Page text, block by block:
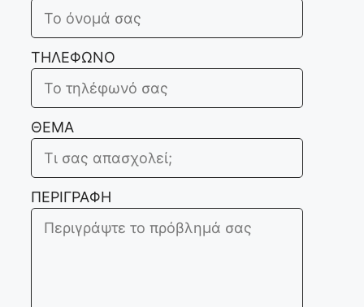
ΤΗΛΕΦΩΝΟ
ΘΕΜΑ
ΠΕΡΙΓΡΑΦΗ